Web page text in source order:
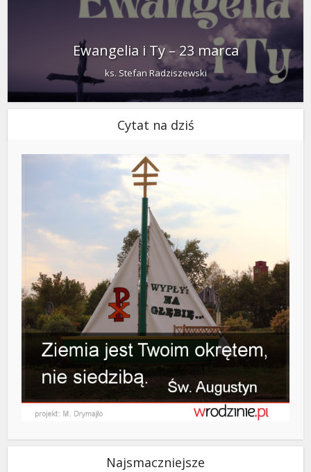
Ewangelia i Ty – 23 marca
ks. Stefan Radziszewski
Cytat na dziś
Najsmaczniejsze